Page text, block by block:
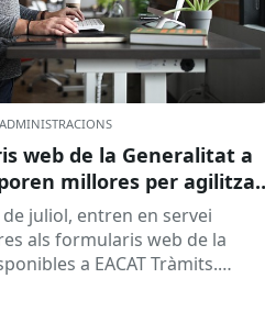
web de la Generalitat a
millores per agilitzar
juliol, entren en servei
als formularis web de la
a EACAT Tràmits.